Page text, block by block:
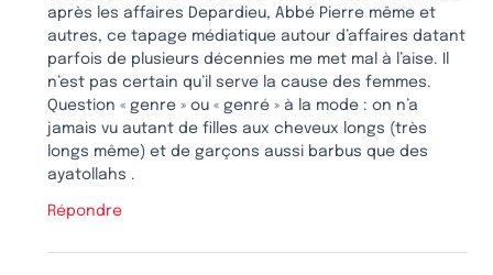
après les affaires Depardieu, Abbé Pierre même et
autres, ce tapage médiatique autour d’affaires datant
parfois de plusieurs décennies me met mal à l’aise. Il
n’est pas certain qu’il serve la cause des femmes.
Question « genre » ou « genré » à la mode : on n’a
jamais vu autant de filles aux cheveux longs (très
longs même) et de garçons aussi barbus que des
ayatollahs .
Répondre